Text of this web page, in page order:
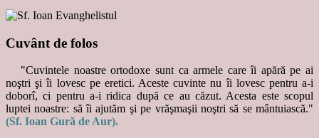
Cuvânt de folos
"Cuvintele noastre ortodoxe sunt ca armele care îi apără pe ai
noştri şi îi lovesc pe eretici. Aceste cuvinte nu îi lovesc pentru a-i
doborî, ci pentru a-i ridica după ce au căzut. Acesta este scopul
luptei noastre: să îi ajutăm şi pe vrăşmaşii noştri să se mântuiască."
(Sf. Ioan Gură de Aur).